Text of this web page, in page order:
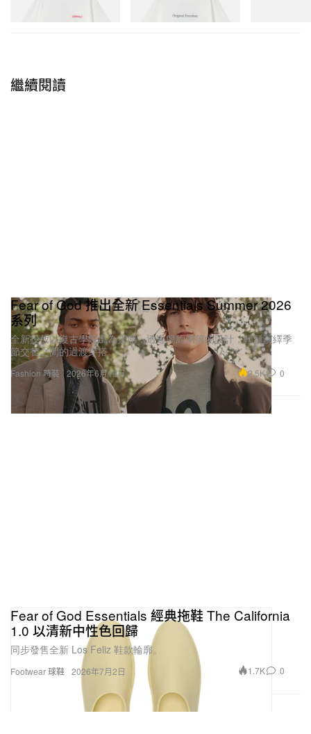
繼續閱讀
Fashion 時裝
Fear of God 推出全新 Essentials Summer 2026
系列
全新投放以復古學院風為靈感，透過簡約俐落的設計，輕鬆演繹季
節交替之間的過渡穿搭。
2026年6月19日 2.5K 0
Footwear 球鞋
Fear of God Essentials 經典拖鞋 The California
1.0 以清新中性色回歸
同步發售全新 Los Feliz 鞋款輪廓。
2026年7月2日 1.7K 0